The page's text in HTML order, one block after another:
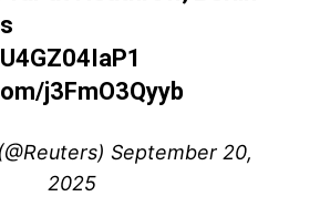
j3FmO3Qyyb
September 20,
2025